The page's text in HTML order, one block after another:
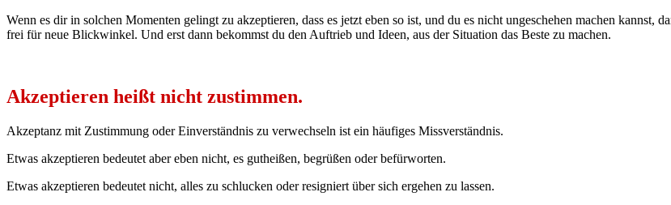
Wenn es dir in solchen Momenten gelingt zu akzeptieren, dass es jetzt eben so ist, und du es nicht ungeschehen machen kannst,
frei für neue Blickwinkel. Und erst dann bekommst du den Auftrieb und Ideen, aus der Situation das Beste zu machen.
Akzeptieren heißt nicht zustimmen.
Akzeptanz mit Zustimmung oder Einverständnis zu verwechseln ist ein häufiges Missverständnis.
Etwas akzeptieren bedeutet aber eben nicht, es gutheißen, begrüßen oder befürworten.
Etwas akzeptieren bedeutet nicht, alles zu schlucken oder resigniert über sich ergehen zu lassen.